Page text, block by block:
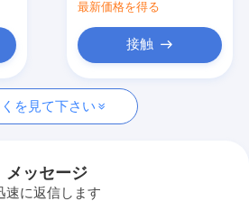
最新価格を得る
接触
を見て下さい
メッセージ
速に返信します